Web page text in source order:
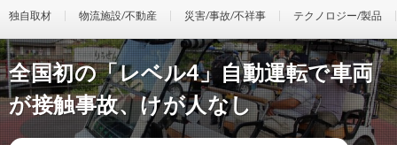
独自取材 物流施設/不動産 災害/事故/不祥事 テクノロジー/製品
全国初の「レベル4」自動運転で車両
が接触事故、けが人なし